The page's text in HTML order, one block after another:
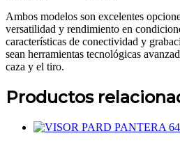
Ambos modelos son excelentes
versatilidad y rendimiento en
características de conectividad y
sean herramientas tecnológicas
caza y el tiro.
Productos